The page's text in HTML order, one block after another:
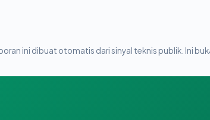
ini dibuat otomatis dari sinyal teknis publik. Ini